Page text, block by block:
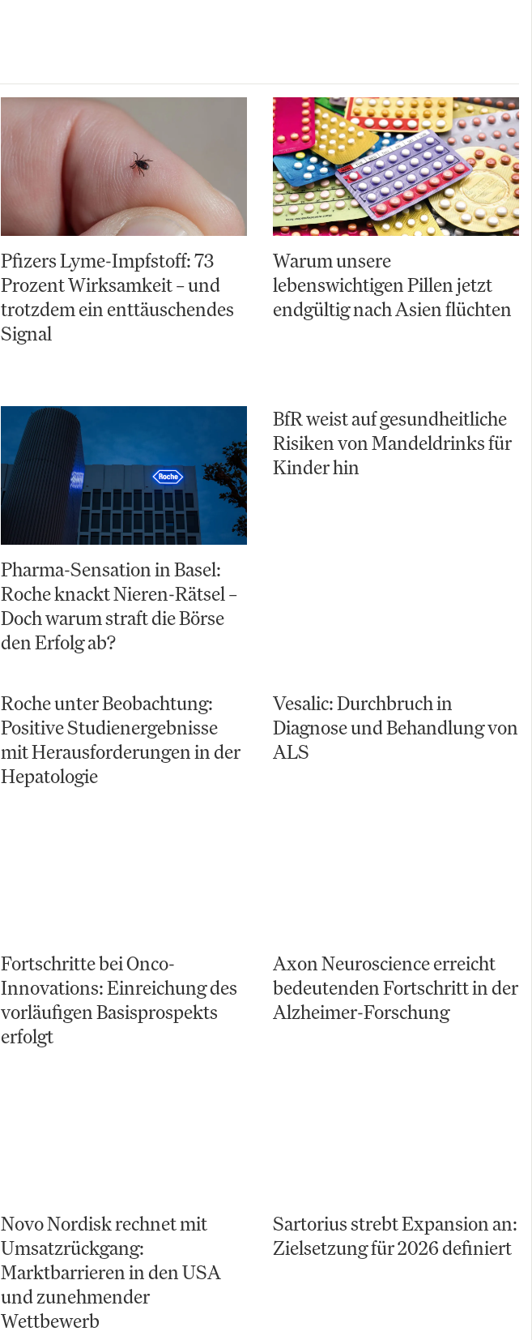
Pfizers Lyme-Impfstoff: 73
Prozent Wirksamkeit – und
trotzdem ein enttäuschendes
Signal
Warum unsere
lebenswichtigen Pillen jetzt
endgültig nach Asien flüchten
Pharma-Sensation in Basel:
Roche knackt Nieren-Rätsel –
Doch warum straft die Börse
den Erfolg ab?
BfR weist auf gesundheitliche
Risiken von Mandeldrinks für
Kinder hin
Roche unter Beobachtung:
Positive Studienergebnisse
mit Herausforderungen in der
Hepatologie
Vesalic: Durchbruch in
Diagnose und Behandlung von
ALS
Fortschritte bei Onco-
Innovations: Einreichung des
vorläufigen Basisprospekts
erfolgt
Axon Neuroscience erreicht
bedeutenden Fortschritt in der
Alzheimer-Forschung
Novo Nordisk rechnet mit
Umsatzrückgang:
Marktbarrieren in den USA
und zunehmender
Wettbewerb
Sartorius strebt Expansion an:
Zielsetzung für 2026 definiert